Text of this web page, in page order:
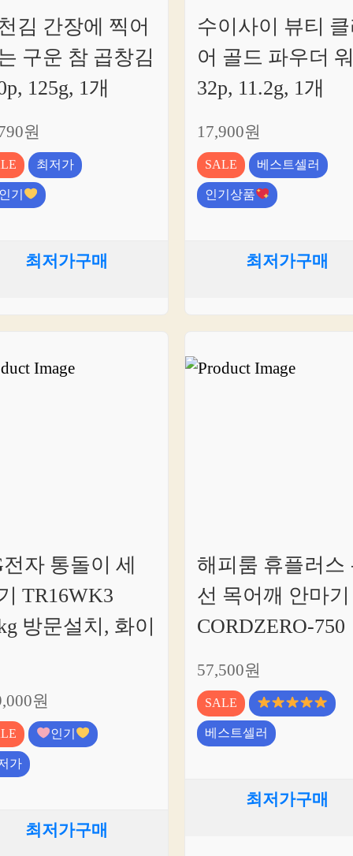
김 간장에 찍어
구운 참 곱창김
125g, 1개
원
최저가
기
최저가구매
수이사이 뷰티
어 골드 파우더
32p, 11.2g, 1개
17,900원
SALE
베스트셀러
인기상품
최저가구매
자 통돌이 세
TR16WK3
방문설치, 화이
원
인기
가
최저가구매
해피룸 휴플러스
선 목어깨 안마기
CORDZERO-750
57,500원
SALE
베스트셀러
최저가구매